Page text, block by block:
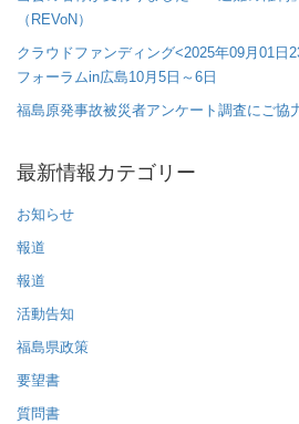
（REVoN）
クラウドファンディング<2025年09月01日
フォーラムin広島10月5日～6日
福島原発事故被災者アンケート調査にご協
最新情報カテゴリー
お知らせ
報道
報道
活動告知
福島県政策
要望書
質問書